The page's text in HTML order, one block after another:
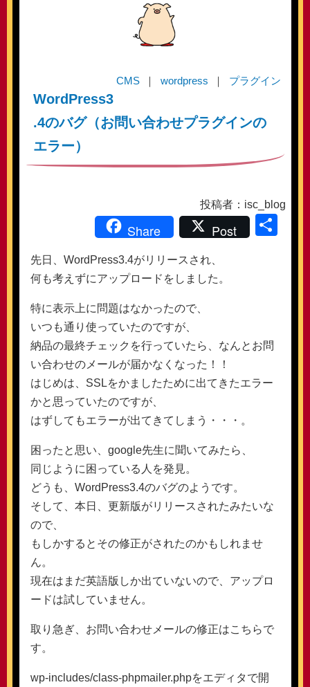
CMS wordpress プラグイン
WordPress3
.4のバグ（お問い合わせプラグインの
エラー）
投稿者：isc_blog
Share Post
先日、WordPress3.4がリリースされ、
何も考えずにアップロードをしました。
特に表示上に問題はなかったので、
いつも通り使っていたのですが、
納品の最終チェックを行っていたら、なんとお問
い合わせのメールが届かなくなった！！
はじめは、SSLをかましたために出てきたエラー
かと思っていたのですが、
はずしてもエラーが出てきてしまう・・・。
困ったと思い、google先生に聞いてみたら、
同じように困っている人を発見。
どうも、WordPress3.4のバグのようです。
そして、本日、更新版がリリースされたみたいな
ので、
もしかするとその修正がされたのかもしれませ
ん。
現在はまだ英語版しか出ていないので、アップロ
ードは試していません。
取り急ぎ、お問い合わせメールの修正はこちらで
す。
wp-includes/class-phpmailer.phpをエディタで開